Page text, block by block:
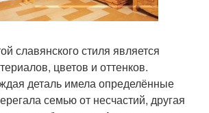
славянского стиля является
цветов и оттенков.
деталь имела определённые
семью от несчастий, другая